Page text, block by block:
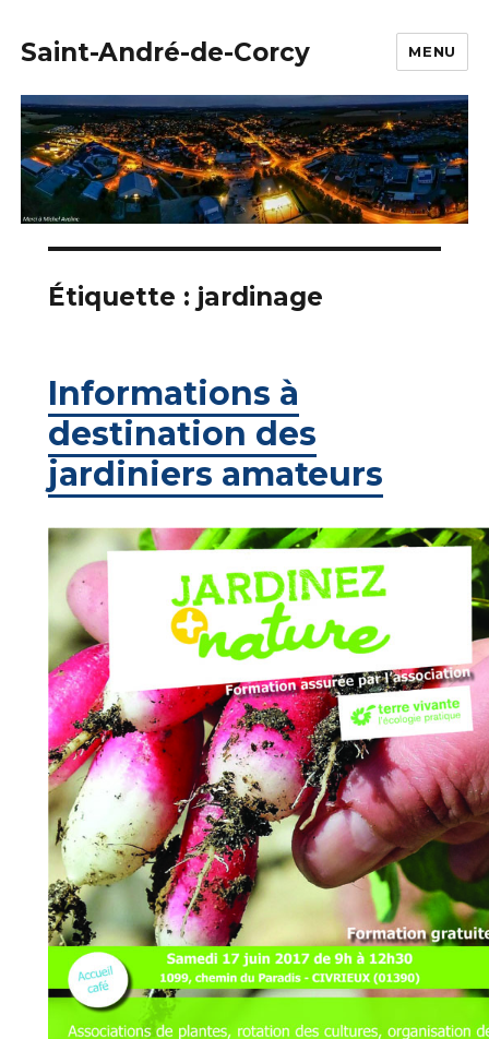
Saint-André-de-Corcy MENU
Étiquette : jardinage
Informations à
destination des
jardiniers amateurs